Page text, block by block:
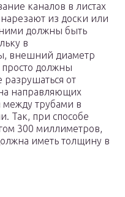
каналов в листах
из доски или
должны быть
в
внешний диаметр
просто должны
от
направляющих
между трубами в
Так, при способе
300 миллиметров,
иметь толщину в